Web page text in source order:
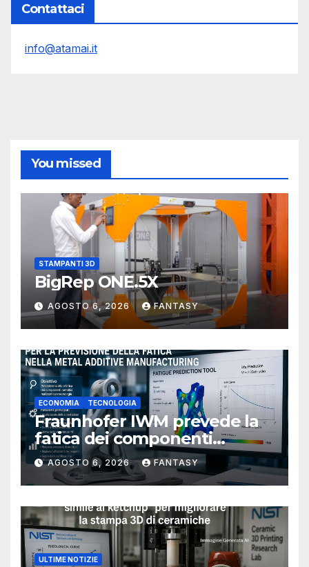
Contattaci
info@atamai.it
You missed
STAMPANTI 3D
BigRep ONE.5X
AGOSTO 6, 2026 FANTASY
ECONOMIA TECNOLOGIA
Fraunhofer IWM prevede la
fatica dei componenti
metallici stampati in 3D
AGOSTO 6, 2026 FANTASY
ULTIME NOTIZIE